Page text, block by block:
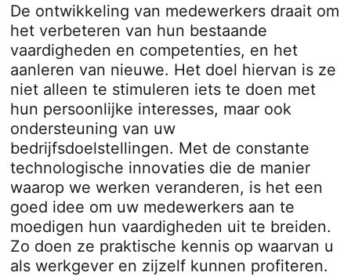
De ontwikkeling van medewerkers draait om
het verbeteren van hun bestaande
vaardigheden en competenties, en het
aanleren van nieuwe. Het doel hiervan is ze
niet alleen te stimuleren iets te doen met
hun persoonlijke interesses, maar ook
ondersteuning van uw
bedrijfsdoelstellingen. Met de constante
technologische innovaties die de manier
waarop we werken veranderen, is het een
goed idee om uw medewerkers aan te
moedigen hun vaardigheden uit te breiden.
Zo doen ze praktische kennis op waarvan u
als werkgever en zijzelf kunnen profiteren.